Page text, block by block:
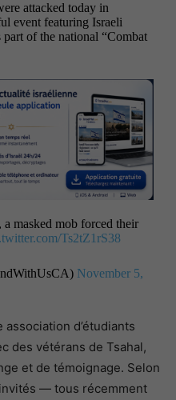
attacked today in
event featuring Israeli
of the national “Combat
masked mob forced their
Ts2tZ1rS38
November 5,
association d’étudiants
des vétérans de Tsahal,
et de témoignage. Selon
— tous récemment